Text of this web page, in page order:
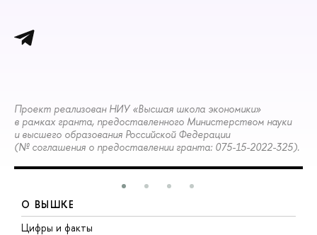
Проект реализован НИУ «Высшая школа экономики»
в рамках гранта, предоставленного Министерством науки
и высшего образования Российской Федерации
(№ соглашения о предоставлении гранта: 075-15-2022-325).
О ВЫШКЕ
Цифры и факты